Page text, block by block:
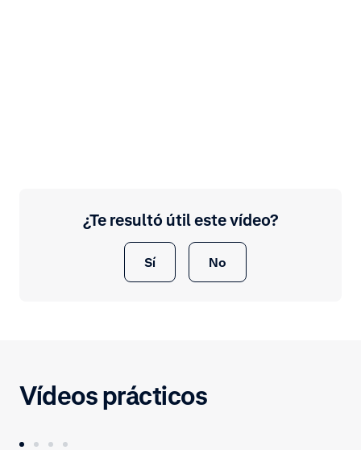
¿Te resultó útil este vídeo?
Sí No
Vídeos prácticos